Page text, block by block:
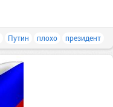
Путин плохо президент